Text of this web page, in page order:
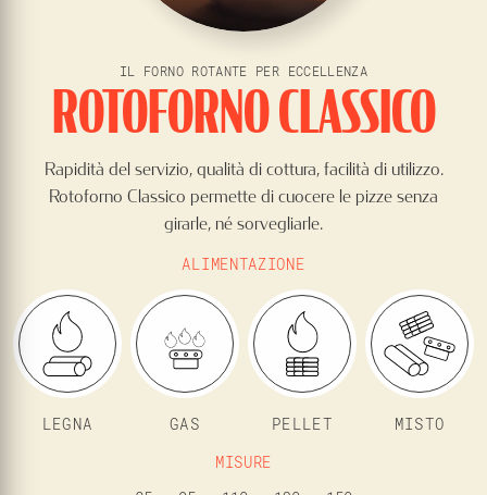
IL FORNO ROTANTE PER ECCELLENZA
ROTOFORNO CLASSICO
Rapidità del servizio, qualità di cottura, facilità di utilizzo.
Rotoforno Classico permette di cuocere le pizze senza
girarle, né sorvegliarle.
ALIMENTAZIONE
LEGNA GAS PELLET
MISTO
MISURE